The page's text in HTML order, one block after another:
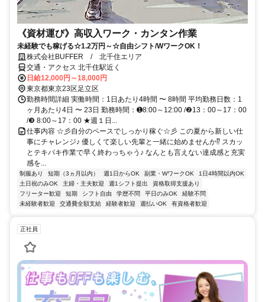
《資材運び》高収入ワーク・カンタン作業
未経験でも稼げる☆1.2万円～☆自由シフト/WワークOK！
株式会社BUFFER / 北千住エリア
交通・アクセス 北千住駅近く
日給12,000円～18,000円
東京都東京23区足立区
勤務時間詳細 実働時間：1日あたり4時間 〜 8時間 平均勤務日数：1
ヶ月あたり4日 〜 23日 勤務時間：➊8:00～12:00 /❷13：00～17：00
/❸ 8:00～17：00 ★週１日...
仕事内容 ☆彡自分のペースでしっかり稼ぐ☆彡 この夏から新しい仕
事にチャレンジ♪ 優しくて楽しい先輩と一緒に始めませんか⁉ スカッ
とテキパキ作業で早く終わっちゃう♪ なんとも言えない達成感と充実
感を...
制服あり 短期（3ヵ月以内） 週1日からOK 副業・WワークOK
1日4時間以内OK
土日祝のみOK
主婦・主夫歓迎 週1シフト提出
資格取得支援あり
フリーター歓迎
短期 シフト自由 学歴不問 平日のみOK
経験不問
未経験者歓迎
交通費全額支給 経験者歓迎 週払いOK 有資格者歓迎
正社員